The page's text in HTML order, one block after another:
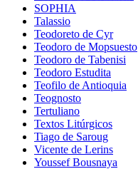
SOPHIA
Talassio
Teodoreto de Cyr
Teodoro de Mopsuesto
Teodoro de Tabenisi
Teodoro Estudita
Teofilo de Antioquia
Teognosto
Tertuliano
Textos Litúrgicos
Tiago de Saroug
Vicente de Lerins
Youssef Bousnaya